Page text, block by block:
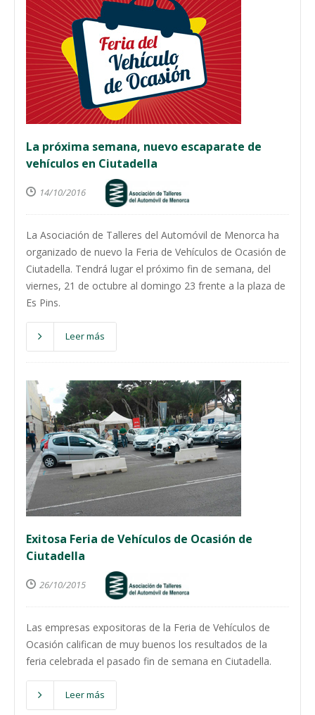
La próxima semana, nuevo escaparate de
vehículos en Ciutadella
14/10/2016
La Asociación de Talleres del Automóvil de Menorca ha
organizado de nuevo la Feria de Vehículos de Ocasión de
Ciutadella. Tendrá lugar el próximo fin de semana, del
viernes, 21 de octubre al domingo 23 frente a la plaza de
Es Pins.
Leer más
Exitosa Feria de Vehículos de Ocasión de
Ciutadella
26/10/2015
Las empresas expositoras de la Feria de Vehículos de
Ocasión califican de muy buenos los resultados de la
feria celebrada el pasado fin de semana en Ciutadella.
Leer más